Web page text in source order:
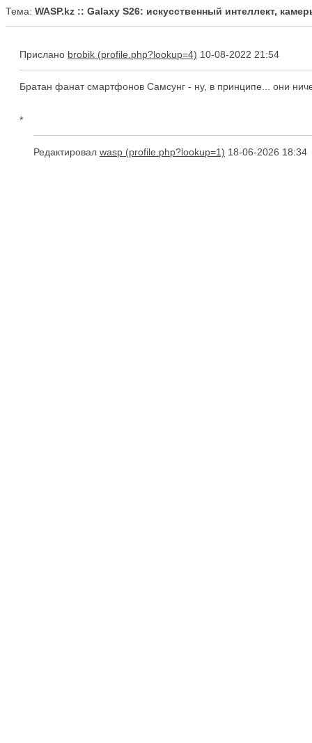
Тема: WASP.kz :: Galaxy S26: искусственный интеллект,
Прислано brobik 10-08-2022 21:54
Братан фанат смартфонов Самсунг - ну, в принципе... они
*
Редактировал wasp 18-06-2026 18:34